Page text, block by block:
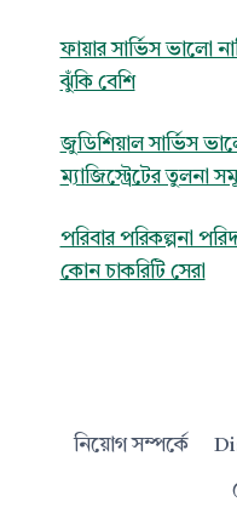
ফায়ার সার্ভিস ভালো
ঝুঁকি বেশি
জুডিশিয়াল সার্ভিস
ম্যাজিস্ট্রেটের তুলনা
পরিবার পরিকল্পনা
কোন চাকরিটি সেরা
নিয়োগ সম্পর্কে